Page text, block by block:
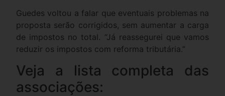
Guedes voltou a falar que eventuais problemas na
proposta serão corrigidos, sem aumentar a carga
de impostos no total. “Já reassegurei que vamos
reduzir os impostos com reforma tributária.”
Veja a lista completa das
associações: